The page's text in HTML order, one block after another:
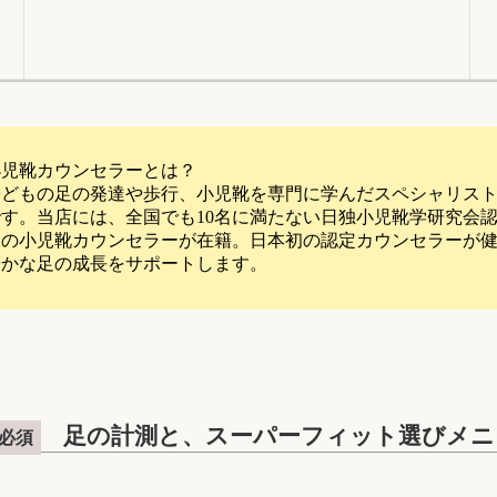
靴カウンセラーとは？
もの足の発達や歩行、小児靴を専門に学んだスペシャリスト
。当店には、全国でも10名に満たない日独小児靴学研究会認
小児靴カウンセラーが在籍。日本初の認定カウンセラーが健
な足の成長をサポートします。
須 足の計測と、 スーパーフィット選びメ